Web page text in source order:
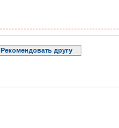
Рекомендовать другу